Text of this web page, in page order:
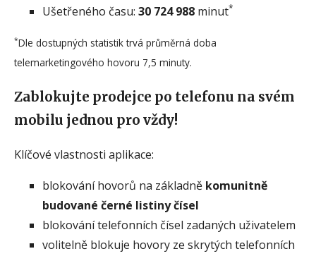
Ušetřeného času: 30 724 988 minut*
*Dle dostupných statistik trvá průměrná doba
telemarketingového hovoru 7,5 minuty.
Zablokujte prodejce po telefonu na svém
mobilu jednou pro vždy!
Klíčové vlastnosti aplikace:
blokování hovorů na základně komunitně
budované černé listiny čísel
blokování telefonních čísel zadaných uživatelem
volitelně blokuje hovory ze skrytých telefonních